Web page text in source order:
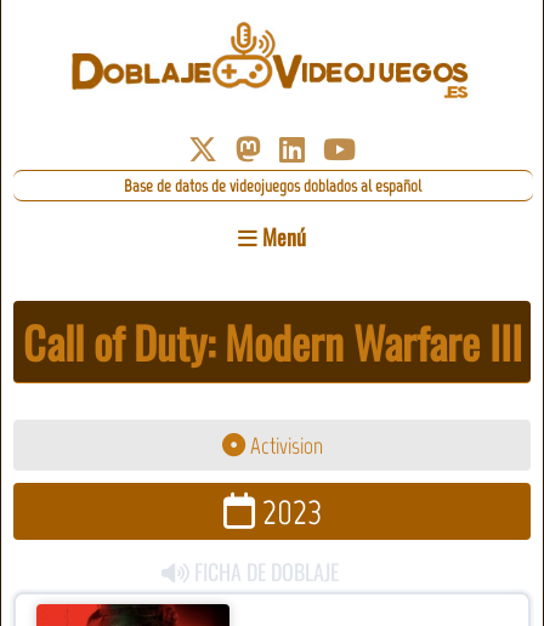
Base de datos de videojuegos doblados al español
Menú
Call of Duty: Modern Warfare III
Activision
2023
FICHA DE DOBLAJE